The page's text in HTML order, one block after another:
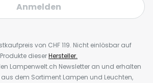
Anmelden
von CHF 119. Nicht einlösbar auf
Produkte dieserHersteller.
Lampenwelt.ch Newsletter an und erhalten
dem Sortiment Lampen und Leuchten,